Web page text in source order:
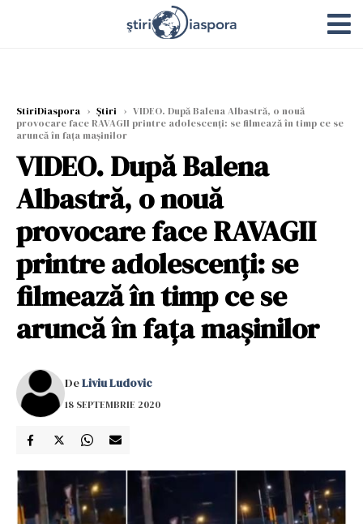
StiriDiaspora › Știri › VIDEO. După Balena Albastră, o nouă
provocare face RAVAGII printre adolescenți: se filmează în timp ce se
aruncă în fața mașinilor
VIDEO. După Balena
Albastră, o nouă
provocare face RAVAGII
printre adolescenți: se
filmează în timp ce se
aruncă în fața mașinilor
DeLiviu Ludovic
18 SEPTEMBRIE 2020